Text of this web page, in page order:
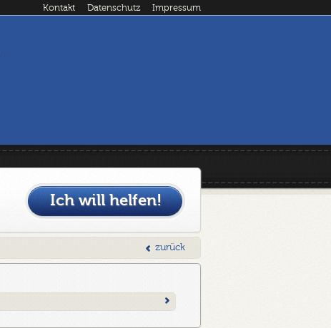
Kontakt Datenschutz Impressum
Ich will helfen!
zurück